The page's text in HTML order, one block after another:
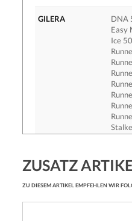
GILERA
DNA
Easy
Ice
ZUSATZ
ZU DIESEM ARTIKEL EMPFEHLEN WIR